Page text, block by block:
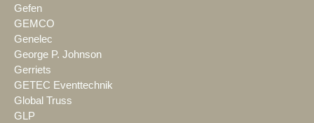
Gefen
GEMCO
Genelec
George P. Johnson
Gerriets
GETEC Eventtechnik
Global Truss
GLP